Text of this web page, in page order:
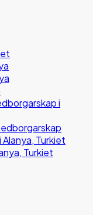
i
Turkiet
Turkiet